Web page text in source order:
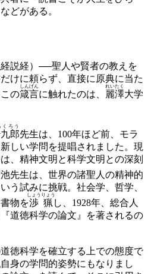
どがある。
説経）──聖人や賢者の教えを
けに頼らず、直接に原典に当た
の箴言
しんげん
に触れたのは、 麗澤
れいたく
大学
郎
ろう
先生は、100年ほど前、モラ
しい学問を提唱されました。現
、精神文明と科学文明との深刻
先生は、世界の諸聖人の精神的
う試みに挑戦。社会学、哲学、
物を渉猟
しょうりょう
し、1928年、総合人
道徳科学の論文』を著されるの
徳科学を確立する上での態度で
身の学問的姿勢にもなりまし